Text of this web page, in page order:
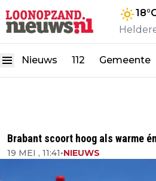
18
Nieuws 112 Gemeente
Brabant scoort hoog als warme
19 MEI , 11:41•NIEUWS